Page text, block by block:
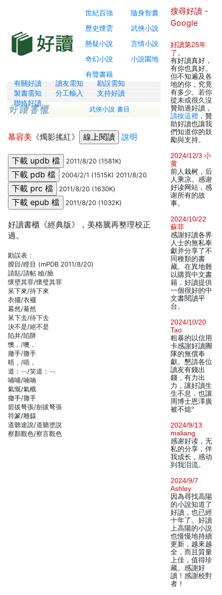
世紀百強
隨身智囊
歷史煙雲
武俠小說
懸疑小說
言情小說
奇幻小說
小說園地
有聲書籍
有關好讀 讀友需知
勘誤需知
製書需知
分工輸入
支持好讀
聯絡好讀
武俠小說 書目
慕容美 《燭影搖紅》 說明
2011/8/20 (1581K)
2004/2/1 (1515K) 2011/8/20
2011/8/20 (1630K)
2011/8/20 (1032K)
好讀書櫃《經典版》，美格騰再整理校正
過。
勘誤表：
膛目/瞠目 (mPDB 2011/8/20)
請貼/請帖 瞼/臉
懷壁其罪/懷璧其罪
呆下來/待下來
衣擺/衣襬
暮然/驀然
呆下去/待下去
決不是/絕不是
陷井/陷阱
懊，/噢，
撤手/撒手
晤，/唔，
道；﹁/笑道：﹁
哺哺/喃喃
氣慨/氣概
撤手/撒手
箭拔弩張/劍拔弩張
符篆/雕籙
道聽途說/道聽塗說
察顏觀色/察言觀色
搜尋好讀 -
Google
好讀第25年
了 。
有好讀真好，
有你也真好。
但不知遍及各
地的你，究竟
有多少。若你
從未或很久沒
贊助過好讀，
請按這裡 ，贊
助好讀也讓我
們知道你的鼓
勵與支持。
2024/12/3 小
黄
前人栽树，后
人乘凉。感谢
好读网站，感
谢所有的故
事。
2024/10/22
蘇菲
感謝好讀各界
人士的無私奉
獻并分享了不
同種類的書
藏。在異地難
以購買中文書
籍，好讀提供
一個很好的中
文書閱讀平
台。
2024/10/20
Tao
粗暴的以信用
卡感謝好讀團
隊的無償奉
獻。懇請各位
讀友有錢出
錢，有力出
力，讓好讀生
生不息，也讓
周博士恩澤廣
被不熄°
2024/9/13
maliang
感谢好读，无
私的分享，伴
我成长，感动
到我泪流。
2024/9/7
Ashley
因為尋找高陽
的小說知道了
好讀，也已經
十年了。好讀
上高陽的小說
也慢慢地持續
更新，越來越
全，而且質量
上佳，值得珍
藏。感謝好
讀！感謝校對
者！